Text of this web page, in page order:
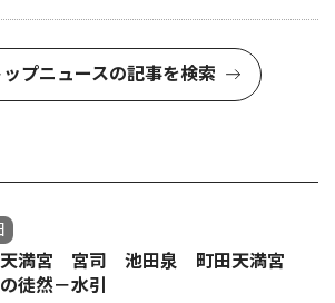
ップニュースの記事を検索
天満宮 宮司 池田泉 町田天満宮
徒然－水引